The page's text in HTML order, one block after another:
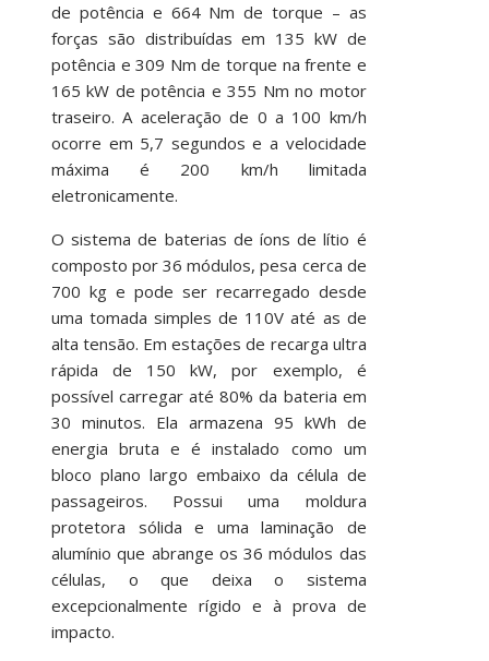
de potência e 664 Nm de torque – as
forças são distribuídas em 135 kW de
potência e 309 Nm de torque na frente e
165 kW de potência e 355 Nm no motor
traseiro. A aceleração de 0 a 100 km/h
ocorre em 5,7 segundos e a velocidade
máxima é 200 km/h limitada
eletronicamente.
O sistema de baterias de íons de lítio é
composto por 36 módulos, pesa cerca de
700 kg e pode ser recarregado desde
uma tomada simples de 110V até as de
alta tensão. Em estações de recarga ultra
rápida de 150 kW, por exemplo, é
possível carregar até 80% da bateria em
30 minutos. Ela armazena 95 kWh de
energia bruta e é instalado como um
bloco plano largo embaixo da célula de
passageiros. Possui uma moldura
protetora sólida e uma laminação de
alumínio que abrange os 36 módulos das
células, o que deixa o sistema
excepcionalmente rígido e à prova de
impacto.